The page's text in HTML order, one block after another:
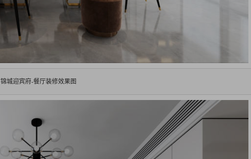
锦城迎宾府-餐厅装修效果图